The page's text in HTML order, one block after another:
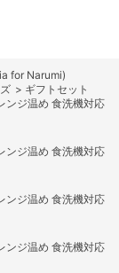
for Narumi)
> ギフトセット
ンジ温め 食洗機対応
ンジ温め 食洗機対応
ンジ温め 食洗機対応
ンジ温め 食洗機対応